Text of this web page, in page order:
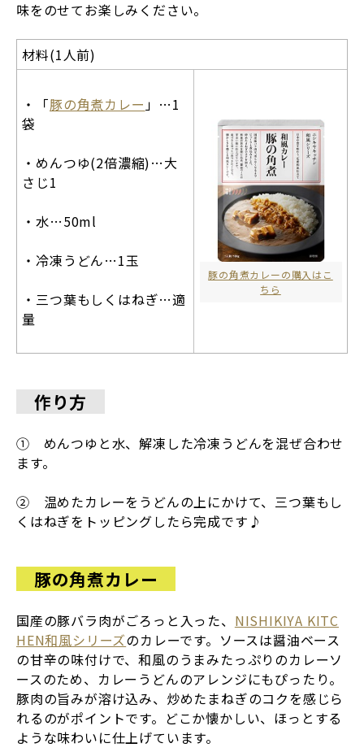
味をのせてお楽しみください。
材料(1人前)
・「豚の角煮カレー」…1
袋
・めんつゆ(2倍濃縮)…大
さじ1
・水…50ml
・冷凍うどん…1玉
・三つ葉もしくはねぎ…適
量
豚の角煮カレーの購入はこ
ちら
作り方
① めんつゆと水、解凍した冷凍うどんを混ぜ合わせ
ます。
② 温めたカレーをうどんの上にかけて、三つ葉もし
くはねぎをトッピングしたら完成です♪
豚の角煮カレー
国産の豚バラ肉がごろっと入った、 NISHIKIYA KITC
HEN和風シリーズのカレーです。ソースは醤油ベース
の甘辛の味付けで、和風のうまみたっぷりのカレーソ
ースのため、カレーうどんのアレンジにもぴったり。
豚肉の旨みが溶け込み、炒めたまねぎのコクを感じら
れるのがポイントです。どこか懐かしい、ほっとする
ような味わいに仕上げています。